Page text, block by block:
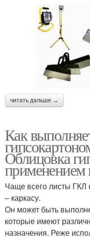
читать дальше →
Как
Облицовка
применением
Чаще всего листы ГКЛ
– каркасу.
Он может быть
которые имеют
назначения. Реже